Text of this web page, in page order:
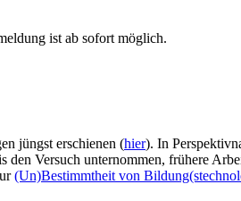
ist ab sofort möglich.
jüngst erschienen (hier). In
den Versuch unternommen, frühere
(Un)Bestimmtheit von